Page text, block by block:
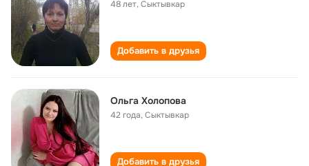
48 лет,Сыктывкар
Добавить в друзья
Ольга Холопова
42 года,Сыктывкар
Добавить в друзья